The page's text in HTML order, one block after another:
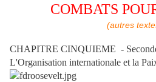
COMBATS
(autres
CHAPITRE CINQUIEME -
L'Organisation internationale et la